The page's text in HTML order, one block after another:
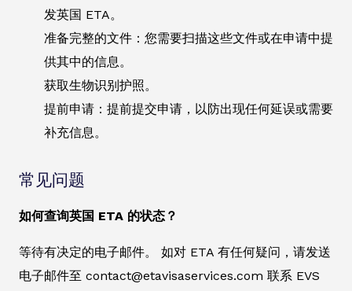
发英国 ETA。
准备完整的文件：您需要扫描这些文件或在申请中提
供其中的信息。
获取生物识别护照。
提前申请：提前提交申请，以防出现任何延误或需要
补充信息。
常见问题
如何查询英国 ETA 的状态？
等待有决定的电子邮件。 如对 ETA 有任何疑问，请发送
电子邮件至 contact@etavisaservices.com 联系 EVS